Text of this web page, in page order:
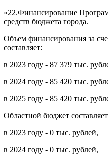
«22.Финансирование
средств бюджета города.
Объем финансирования за
составляет:
в 2023 году - 87 379 тыс.
в 2024 году - 85 420 тыс.
в 2025 году - 85 420 тыс.
Областной бюджет
в 2023 году - 0 тыс. рублей,
в 2024 году - 0 тыс. рублей,